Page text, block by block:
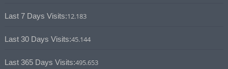
Last 7 Days Visits:12.183
Last 30 Days Visits:45.144
Last 365 Days Visits:495.653